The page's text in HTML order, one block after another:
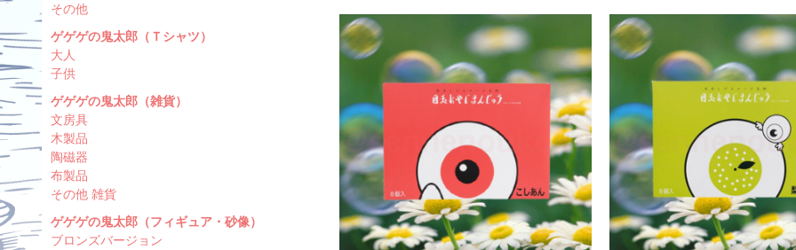
その他
ゲゲゲの鬼太郎（Ｔシャツ）
大人
子供
ゲゲゲの鬼太郎（雑貨）
文房具
木製品
陶磁器
布製品
その他 雑貨
ゲゲゲの鬼太郎（フィギュア・砂像）
ブロンズバージョン